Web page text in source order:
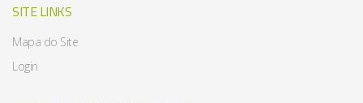
SITE LINKS
Mapa do Site
Login